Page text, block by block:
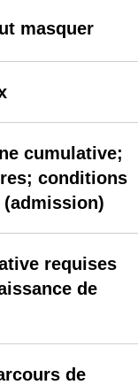
masquer
cumulative;
conditions
(admission)
requises
de
de